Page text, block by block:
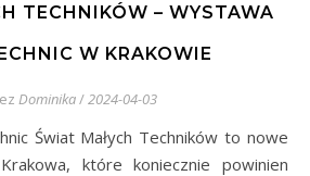
TECHNIKÓW – WYSTAWA
W KRAKOWIE
Dominika/2024-04-03
które koniecznie powinien